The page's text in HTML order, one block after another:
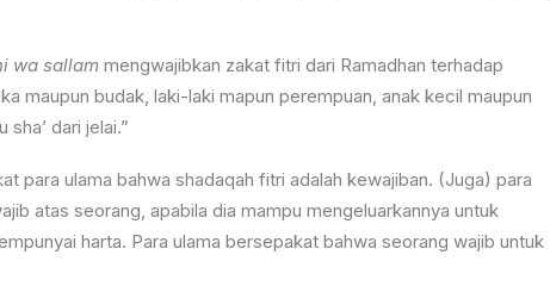
wa sallam mengwajibkan zakat fitri dari Ramadhan terhadap
maupun budak, laki-laki mapun perempuan, anak kecil maupun
dari jelai.”
para ulama bahwa shadaqah fitri adalah kewajiban. (Juga) para
atas seorang, apabila dia mampu mengeluarkannya untuk
harta. Para ulama bersepakat bahwa seorang wajib untuk